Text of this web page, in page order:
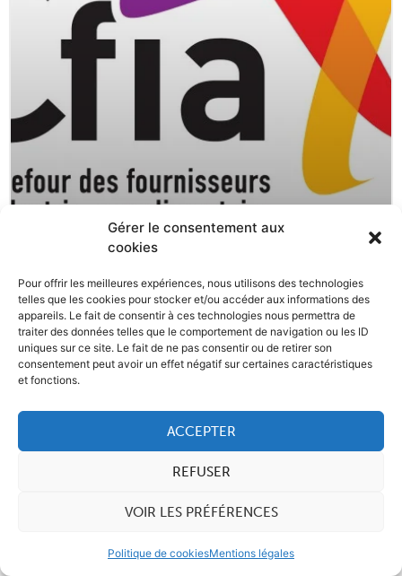
Gérer le consentement aux
cookies
Pour offrir les meilleures expériences, nous utilisons des technologies
telles que les cookies pour stocker et/ou accéder aux informations des
appareils. Le fait de consentir à ces technologies nous permettra de
traiter des données telles que le comportement de navigation ou les ID
uniques sur ce site. Le fait de ne pas consentir ou de retirer son
consentement peut avoir un effet négatif sur certaines caractéristiques
et fonctions.
ACCEPTER
REFUSER
VOIR LES PRÉFÉRENCES
Politique de cookiesMentions légales
FAERCH PLAST EXPOSE AU CFIA DE RENNES
La société danoise Faerch Plast, spécialiste de
solutions et de conceptions d’emballages
innovants, annonce sa participation au CFIA de
Rennes les 9, 10 et